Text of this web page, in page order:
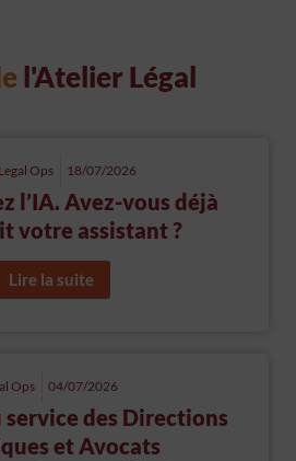
l'Atelier Légal
Legal Ops 18/07/2026
l’IA. Avez-vous déjà
votre assistant ?
Lire la suite
Ops 04/07/2026
service des Directions
et Avocats